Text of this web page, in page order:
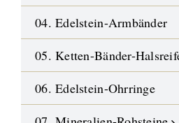
04. Edelstein-Armbänder
05. Ketten-Bänder-
06. Edelstein-Ohrringe